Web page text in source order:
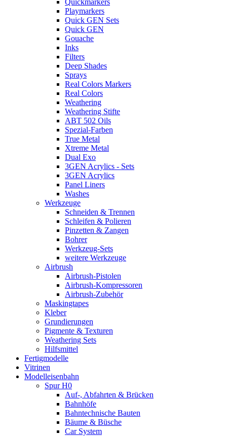
Quickmarkers
Playmarkers
Quick GEN Sets
Quick GEN
Gouache
Inks
Filters
Deep Shades
Sprays
Real Colors Markers
Real Colors
Weathering
Weathering Stifte
ABT 502 Oils
Spezial-Farben
True Metal
Xtreme Metal
Dual Exo
3GEN Acrylics - Sets
3GEN Acrylics
Panel Liners
Washes
Werkzeuge
Schneiden & Trennen
Schleifen & Polieren
Pinzetten & Zangen
Bohrer
Werkzeug-Sets
weitere Werkzeuge
Airbrush
Airbrush-Pistolen
Airbrush-Kompressoren
Airbrush-Zubehör
Maskingtapes
Kleber
Grundierungen
Pigmente & Texturen
Weathering Sets
Hilfsmittel
Fertigmodelle
Vitrinen
Modelleisenbahn
Spur H0
Auf-, Abfahrten & Brücken
Bahnhöfe
Bahntechnische Bauten
Bäume & Büsche
Car System